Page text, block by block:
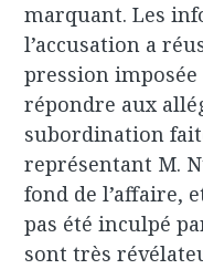
marquant. Les
l’accusation a
pression
répondre aux
subordination
représentant M.
fond de l’affaire,
pas été inculpé
sont très